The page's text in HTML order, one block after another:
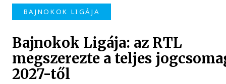
BAJNOKOK LIGÁJA
Bajnokok Ligája: az RTL
megszerezte a teljes
2027-től